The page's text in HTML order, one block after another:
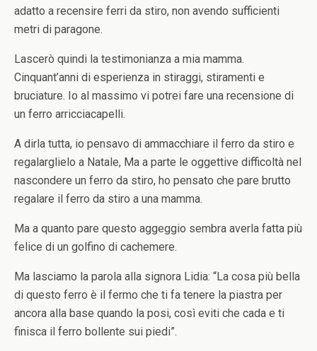
adatto a recensire ferri da stiro, non avendo sufficienti
metri di paragone.
Lascerò quindi la testimonianza a mia mamma.
Cinquant’anni di esperienza in stiraggi, stiramenti e
bruciature. Io al massimo vi potrei fare una recensione di
un ferro arricciacapelli.
A dirla tutta, io pensavo di ammacchiare il ferro da stiro e
regalarglielo a Natale, Ma a parte le oggettive difficoltà nel
nascondere un ferro da stiro, ho pensato che pare brutto
regalare il ferro da stiro a una mamma.
Ma a quanto pare questo aggeggio sembra averla fatta più
felice di un golfino di cachemere.
Ma lasciamo la parola alla signora Lidia: “La cosa più bella
di questo ferro è il fermo che ti fa tenere la piastra per
ancora alla base quando la posi, così eviti che cada e ti
finisca il ferro bollente sui piedi”.